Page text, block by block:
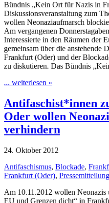
Bündnis „Kein Ort für Nazis in
Diskussionsveranstaltung zum
wollen Neonaziaufmarsch
Am vergangenen
Interessierte in den Räumen der
gemeinsam über die anstehende
Frankfurt (Oder) und der
zu diskutieren. Das Bündnis
... weiterlesen »
Antifaschist*innen
Oder wollen
verhindern
24. Oktober 2012
Antifaschismus, Blockade,
Frankfurt (Oder), Pressemitteilung
Am 10.11.2012 wollen Neonazis
EU und Grenzen dicht“ in